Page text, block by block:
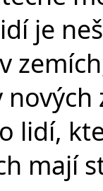
je
lidí,
mají